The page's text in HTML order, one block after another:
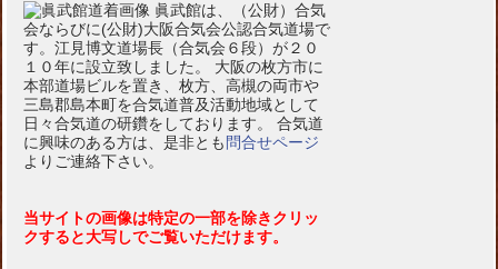
眞武館は、（公財）合気
会ならびに(公財)大阪合気会公認合気道場で
す。江見博文道場長（合気会６段）が２０
１０年に設立致しました。 大阪の枚方市に
本部道場ビルを置き、枚方、高槻の両市や
三島郡島本町を合気道普及活動地域として
日々合気道の研鑽をしております。 合気道
に興味のある方は、是非とも 問合せページ
よりご連絡下さい。
当サイトの画像は特定の一部を除きクリッ
クすると大写しでご覧いただけます。